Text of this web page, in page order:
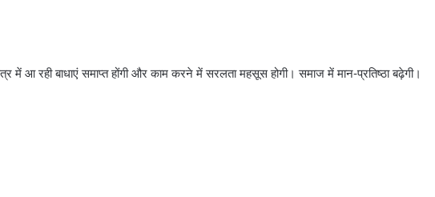
में आ रही बाधाएं समाप्त होंगी और काम करने में सरलता महसूस होगी। समाज में मान-प्रतिष्ठा बढ़ेगी।